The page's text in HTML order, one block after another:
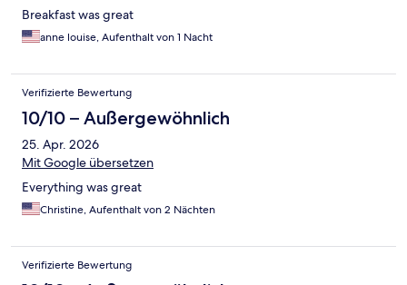
Breakfast was great
anne louise, Aufenthalt von 1 Nacht
Verifizierte Bewertung
10/10 – Außergewöhnlich
25. Apr. 2026
Mit Google übersetzen
Everything was great
Christine, Aufenthalt von 2 Nächten
Verifizierte Bewertung